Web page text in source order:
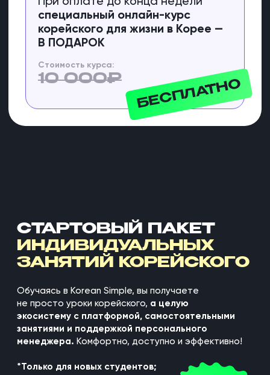
привести вас к результату
2000+
Учеников прошло через наши курсы
8000+
Проводим индивидуальных
занятий в месяц
БАЗИРУЕМСЯ В ЮЖНОЙ
КОРЕЕ, РАБОТАЕМ
ИЗ ОФИСА В ИНЧХОНЕ
Мы знаем, какой он —
настоящий живой
корейский, которым говорят